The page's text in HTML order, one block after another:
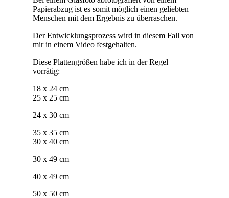
Papierabzug ist es somit möglich einen geliebten
Menschen mit dem Ergebnis zu überraschen.
Der Entwicklungsprozess wird in diesem Fall von
mir in einem Video festgehalten.
Diese Plattengrößen habe ich in der Regel
vorrätig:
18 x 24 cm
25 x 25 cm
24 x 30 cm
35 x 35 cm
30 x 40 cm
30 x 49 cm
40 x 49 cm
50 x 50 cm